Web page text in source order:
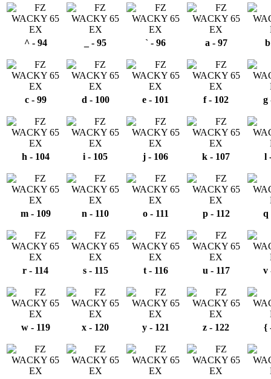
^ - 94 _ - 95 ` - 96 a - 97
c - 99 d - 100 e - 101 f - 102 g
h - 104 i - 105 j - 106 k - 107 l
m - 109 n - 110 o - 111 p - 112 q
r - 114 s - 115 t - 116 u - 117 v
w - 119 x - 120 y - 121 z - 122 {